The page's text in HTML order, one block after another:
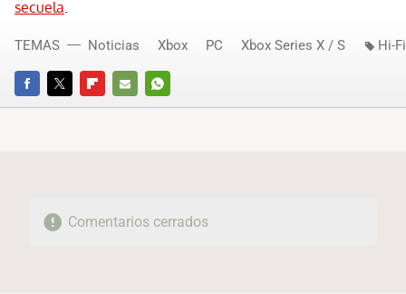
secuela.
FACEBOOKTWITTERFLIPBOARD
E-
WHATSAPP
TEMAS Noticias Xbox PC Xbox Series X / S Hi-
Comentarios cerrados